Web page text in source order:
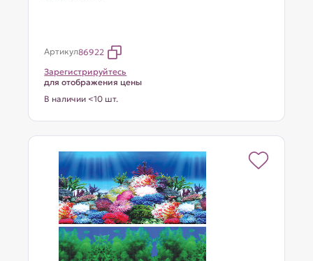
Артикул86922
Зарегистрируйтесь
для отображения цены
В наличии <10 шт.